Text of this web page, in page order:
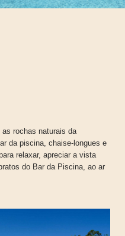
rochas naturais da
da piscina, chaise-longues e
relaxar, apreciar a vista
do Bar da Piscina, ao ar